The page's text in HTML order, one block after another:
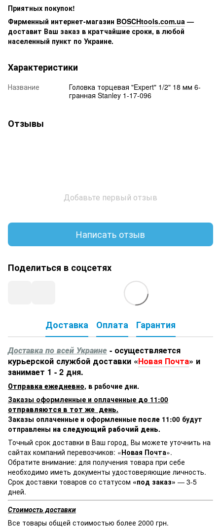
Приятных покупок!
Фирменный интернет-магазин BOSCHtools.com.ua —
доставит Ваш заказ в кратчайшие сроки, в любой
населенный пункт по Украине.
Характеристики
Название
Головка торцевая "Expert" 1/2" 18 мм 6-
гранная Stanley 1-17-096
Отзывы
Добавьте первый отзыв
Написать отзыв
Поделиться в соцсетях
Доставка Оплата Гарантия
Доставка по всей Украине - осуществляется
курьерской службой доставки «Новая Почта» и
занимает 1 - 2 дня.
Отправка ежедневно, в рабочие дни.
Заказы оформленные и оплаченные до 11:00
отправляются в тот же день.
Заказы оплаченные и оформленные после 11:00 будут
отправлены на следующий рабочий день.
Точный срок доставки в Ваш город, Вы можете уточнить на
сайтах компаний перевозчиков: «Новая Почта».
Обратите внимание: для получения товара при себе
необходимо иметь документы удостоверяющие личность.
Срок доставки товаров со статусом «под заказ» — 3-5
дней.
Стоимость доставки
Все товары общей стоимостью более 2000 грн.